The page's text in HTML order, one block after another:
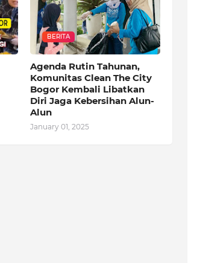
BERITA
Agenda Rutin Tahunan,
Komunitas Clean The City
Bogor Kembali Libatkan
Diri Jaga Kebersihan Alun-
Alun
January 01, 2025